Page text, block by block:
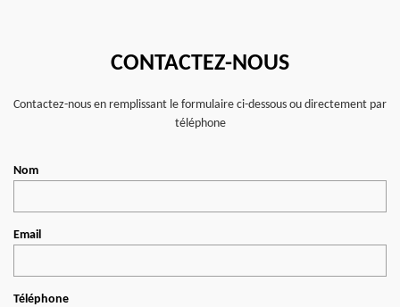
CONTACTEZ-NOUS
Contactez-nous en remplissant le formulaire ci-dessous ou directement par
téléphone
Nom
Email
Téléphone